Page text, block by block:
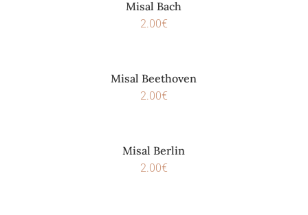
Misal Bach
2.00€
Misal Beethoven
2.00€
Misal Berlin
2.00€